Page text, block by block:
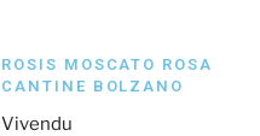
ROSIS MOSCATO ROSA
CANTINE BOLZANO
Vivendu